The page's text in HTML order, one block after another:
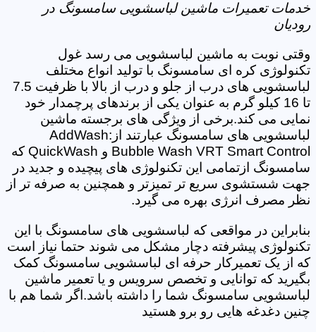
خدمات تعمیرات ماشین لباسشویی سامسونگ در
رودیان
وقتی نوبت به ماشین لباسشویی می رسد غول
تکنولوژی کره ای سامسونگ با تولید انواع مختلف
لباسشویی های درب از جلو و درب از بالا با ظرفیت 7.5
تا 16 کیلو گرم به عنوان یکی از برندهای پرچمدار خود
نمایی می کند.برخی از ویژگی های برجسته ماشین
لباسشویی های سامسونگ عبارتند از:AddWash
Bubble Wash VRT Smart Control و QuickWash که
سامسونگ ازتمامی این تکنولوژی های پیچیده و جدید در
جهت شستشوی سریع تر تمیزتر و همچنین به صرفه تر از
نظر مصرف انرژی بهره می گیرد.
بنابراین در مواقعی که لباسشویی های سامسونگ با این
تکنولوژی پیشرفته دچار مشکل می شوند حتما نیاز است
که از یک تعمیرکار حرفه ای لباسشویی سامسونگ کمک
بگیرید که توانایی و تخصص سرویس و یا تعمیر ماشین
لباسشویی سامسونگ شما را داشته باشد.اگر شما هم با
چنین دغدغه هایی رو برو هستید